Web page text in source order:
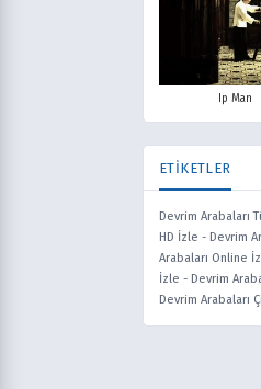
Ip Man
ETİKETLER
Devrim Arabaları
HD İzle - Devrim
Arabaları Online
İzle - Devrim
Devrim Arabaları